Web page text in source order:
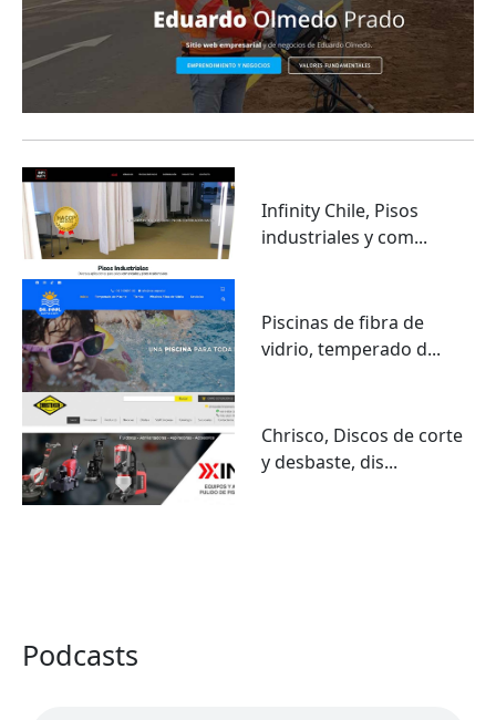
Infinity Chile, Pisos
industriales y com...
Piscinas de fibra de
vidrio, temperado d...
Chrisco, Discos de corte
y desbaste, dis...
Podcasts